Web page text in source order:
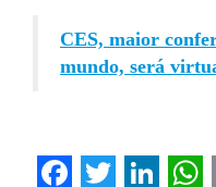
CES, maior
mundo, será